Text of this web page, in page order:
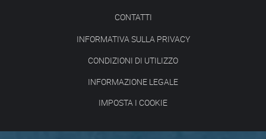
CONTATTI
INFORMATIVA SULLA PRIVACY
CONDIZIONI DI UTILIZZO
INFORMAZIONE LEGALE
IMPOSTA I COOKIE